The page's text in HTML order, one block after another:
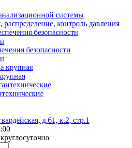
системы
распределение, контроль давления
безопасности
д.61, к.2, стр.1